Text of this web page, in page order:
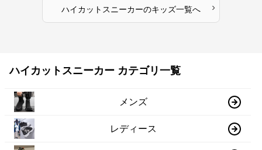
ハイカットスニーカーのキッズ一覧へ ›
ハイカットスニーカー カテゴリ一覧
メンズ
レディース